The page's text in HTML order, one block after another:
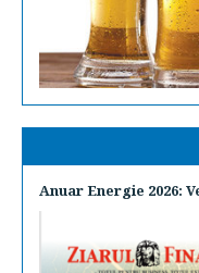
Anuar Energie 2026: